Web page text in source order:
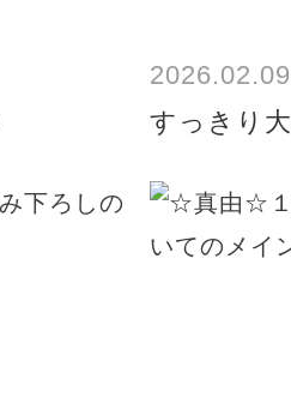
2026.02.09
すっきり